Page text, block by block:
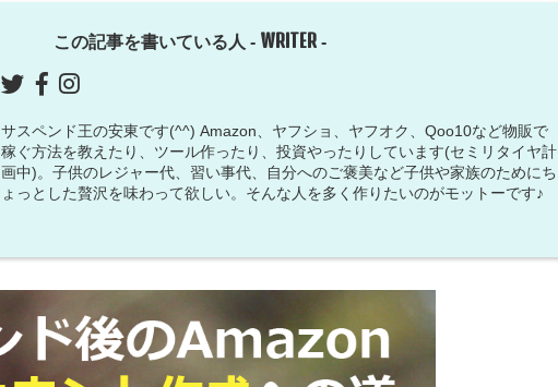
この記事を書いている人 - WRITER -
サスペンド王の安東です(^^) Amazon、ヤフショ、ヤフオク、Qoo10など物販で
稼ぐ方法を教えたり、ツール作ったり、投資やったりしています(セミリタイヤ計
画中)。子供のレジャー代、習い事代、自分へのご褒美など子供や家族のためにち
ょっとした贅沢を味わって欲しい。そんな人を多く作りたいのがモットーです♪